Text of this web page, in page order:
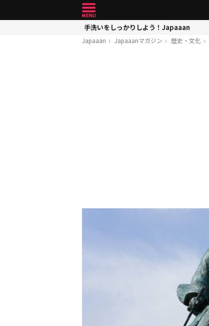
手洗いをしっかりしよう！Japaaan
Japaaan Japaaanマガジン 歴史・文化